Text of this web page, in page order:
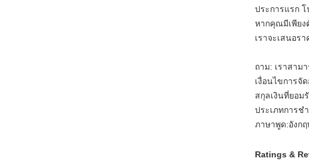
ประการแรก
หากคุณมีเพียง
เราจะเสนอร
ถาม: เราสาม
เงื่อนไขการจั
สกุลเงินที่ยอม
ประเภทการช
ภาษาพูด:อังก
Ratings &